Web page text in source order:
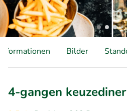
Informationen Bilder
4-gangen